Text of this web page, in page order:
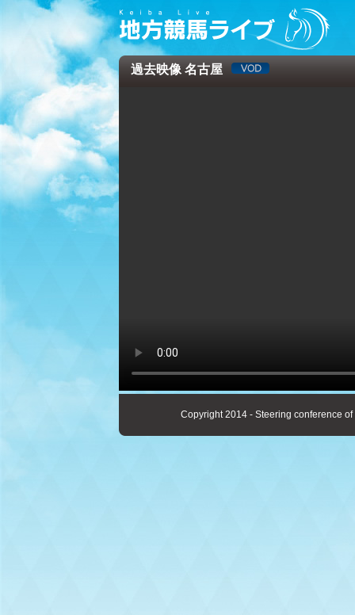
過去映像 名古屋
Copyright 2014 - Steering conference